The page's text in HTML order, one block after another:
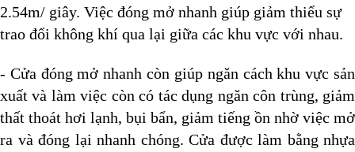
2.54m/ giây. Việc đóng mở nhanh giúp giảm thiểu sự
trao đổi không khí qua lại giữa các khu vực với nhau.
- Cửa đóng mở nhanh còn giúp ngăn cách khu vực sản
xuất và làm việc còn có tác dụng ngăn côn trùng, giảm
thất thoát hơi lạnh, bụi bẩn, giảm tiếng ồn nhờ việc mở
ra và đóng lại nhanh chóng. Cửa được làm bằng nhựa